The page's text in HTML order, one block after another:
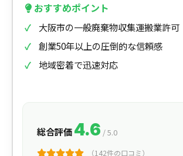
おすすめポイント
大阪市の一般廃棄物収集運搬業許可
創業50年以上の圧倒的な信頼感
地域密着で迅速対応
総合評価4.6 / 5.0
（142件の口コミ）